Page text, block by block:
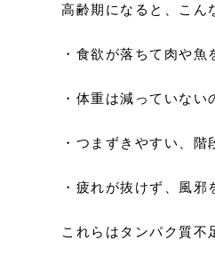
高齢期になると、こん
・食欲が落ちて肉や
・体重は減っていな
・つまずきやすい、階
・疲れが抜けず、風邪
これらはタンパク質不